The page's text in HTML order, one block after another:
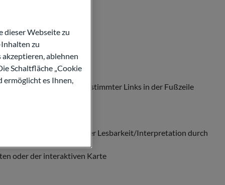
„aria-label”) und bestimmter Links in der Fußzeile
der Website und ihrer Lesbarkeit/Interpretation durch
oder der interaktiven Karte
dieser Webseite zu
zu
ablehnen
Schaltfläche „Cookie
ermöglicht es Ihnen,